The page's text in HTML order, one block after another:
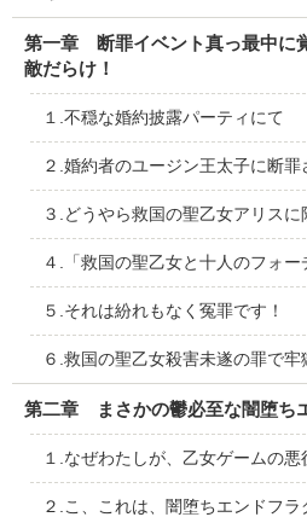
第一章 断罪イベント真っ最中
敵だらけ！
１.不穏な婚約披露パーティにて
２.婚約者のユージン王太子に断罪
３.どうやら救国の聖乙女アリス
４.「救国の聖乙女と十人のフォー
５.それは紛れもなく冤罪です！
６.救国の聖乙女殺害未遂の罪で
第二章 まさかの鬱必至な闇堕ち
１.なぜわたしが、乙女ゲームの
２.こ、これは、闇堕ちエンドフラ